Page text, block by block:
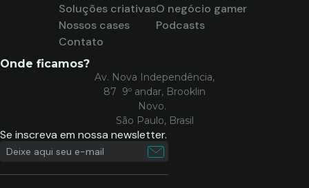
Soluções criativas
Nossos cases
Contato
O negócio gamer
Podcasts
Onde ficamos?
Av. Nova Independência,
87 9º andar, Brooklin
Novo.
São Paulo, Brasil
Se inscreva em nossa newsletter.